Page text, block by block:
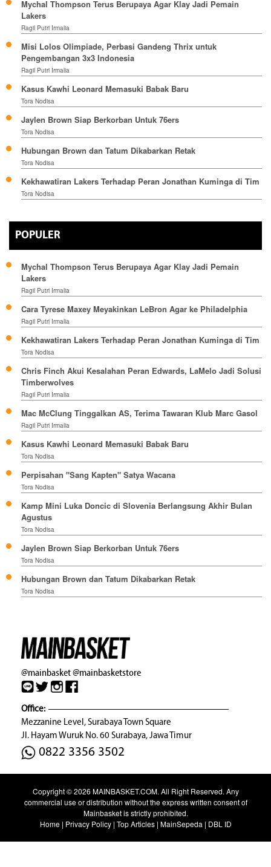
Mychal Thompson Terus Berupaya Agar Klay Jadi Pemain
Lakers
Ragil Putri Irmalia
Misi Lolos Olimpiade, Perbasi Gandeng Thrix untuk
Pengembangan 3x3 Indonesia
Ragil Putri Irmalia
Kasus Kawhi Leonard Memasuki Babak Baru
Tora Nodisa
Jaylen Brown Siap Berkorban Untuk 76ers
Tora Nodisa
Hubungan Brown dan Tatum Dikabarkan Retak
Tora Nodisa
Kekhawatiran Lakers Terhadap Peran Jonathan Kuminga di Tim
Tora Nodisa
POPULER
Mychal Thompson Terus Berupaya Agar Klay Jadi Pemain
Lakers
Ragil Putri Irmalia
Cara Tyrese Maxey Meyakinkan LeBron Agar ke Philadelphia
Ragil Putri Irmalia
Kekhawatiran Lakers Terhadap Peran Jonathan Kuminga di Tim
Tora Nodisa
Chris Finch Akui Kesalahan Peran Edwards, LaMelo Jadi Solusi
Timberwolves
Ragil Putri Irmalia
Mac McClung Tinggalkan AS, Terima Tawaran Klub Marc Gasol
Ragil Putri Irmalia
Kasus Kawhi Leonard Memasuki Babak Baru
Tora Nodisa
Perpisahan "Sang Kapten" Satya Wacana
Tora Nodisa
Kamp Mini Luka Doncic di Slovenia Berlangsung Akhir Bulan
Agustus
Tora Nodisa
Jaylen Brown Siap Berkorban Untuk 76ers
Tora Nodisa
Hubungan Brown dan Tatum Dikabarkan Retak
Tora Nodisa
@mainbasket@mainbasketstore
Office:
Mezzanine Level, Surabaya Town Square
Jl. Hayam Wuruk No. 60 Surabaya, Jawa Timur
0822 3356 3502
Copyright © 2026 MAINBASKET.COM. All Right Reserved. Any
commercial use or distribution without the express written consent of
Mainbasket is strictly prohibited.
Home| Privacy Policy| Top Articles| MainSepeda | DBL ID